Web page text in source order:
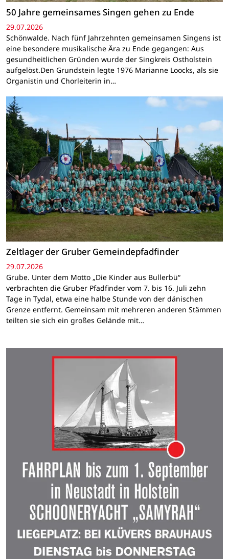
50 Jahre gemeinsames Singen gehen zu Ende
29.07.2026
Schönwalde. Nach fünf Jahrzehnten gemeinsamen Singens ist
eine besondere musikalische Ära zu Ende gegangen: Aus
gesundheitlichen Gründen wurde der Singkreis Ostholstein
aufgelöst.Den Grundstein legte 1976 Marianne Loocks, als sie
Organistin und Chorleiterin in…
Zeltlager der Gruber Gemeindepfadfinder
29.07.2026
Grube. Unter dem Motto „Die Kinder aus Bullerbü“
verbrachten die Gruber Pfadfinder vom 7. bis 16. Juli zehn
Tage in Tydal, etwa eine halbe Stunde von der dänischen
Grenze entfernt. Gemeinsam mit mehreren anderen Stämmen
teilten sie sich ein großes Gelände mit…